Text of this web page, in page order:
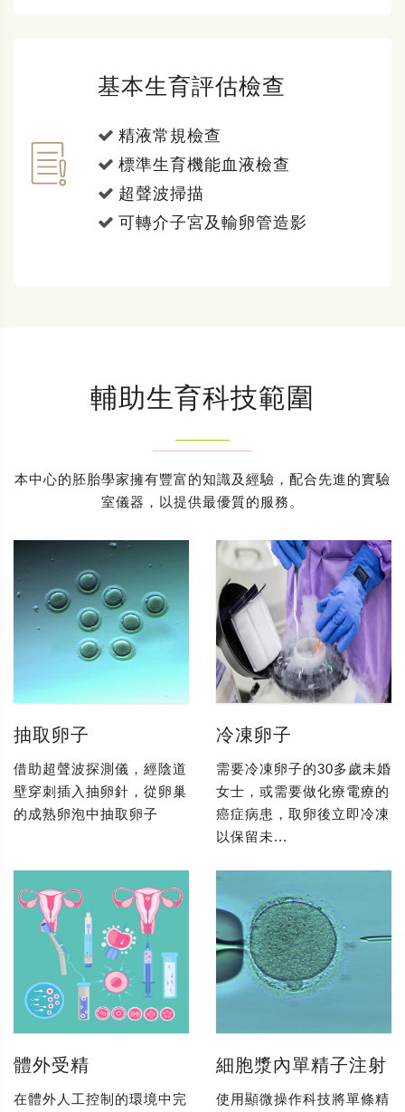
基本生育評估檢查
精液常規檢查
標準生育機能血液檢查
超聲波掃描
可轉介子宮及輸卵管造影
輔助生育科技範圍
本中心的胚胎學家擁有豐富的知識及經驗，配合先進的實驗
室儀器，以提供最優質的服務。
抽取卵子
借助超聲波探測儀，經陰道
壁穿刺插入抽卵針，從卵巢
的成熟卵泡中抽取卵子
冷凍卵子
需要冷凍卵子的30多歲未婚
女士，或需要做化療電療的
癌症病患，取卵後立即冷凍
以保留未...
體外受精
在體外人工控制的環境中完
細胞漿內單精子注射
使用顯微操作科技將單條精